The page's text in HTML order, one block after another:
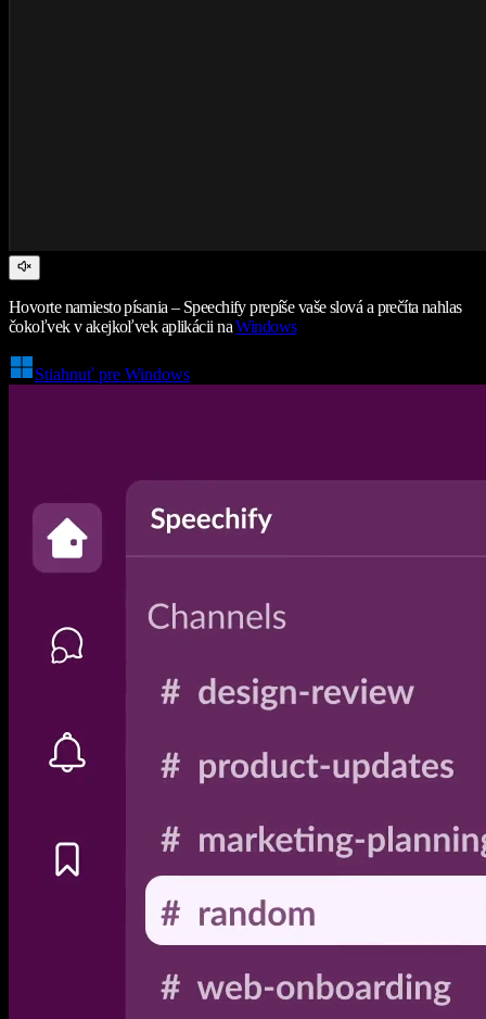
Hovorte namiesto písania – Speechify prepíše vaše slová a prečíta nahlas
čokoľvek v akejkoľvek aplikácii naWindows
Stiahnuť pre Windows